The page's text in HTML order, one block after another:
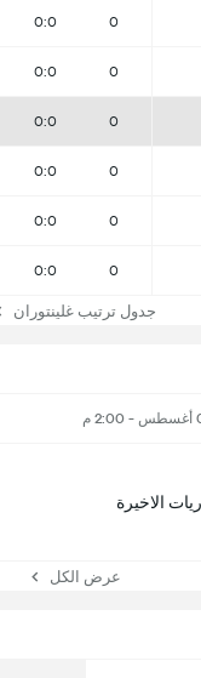
0
0:0
0
0:0
0
0:0
0
0:0
0
0:0
0
0:0
جدول ترتيب غلينتوران
عرض الكل